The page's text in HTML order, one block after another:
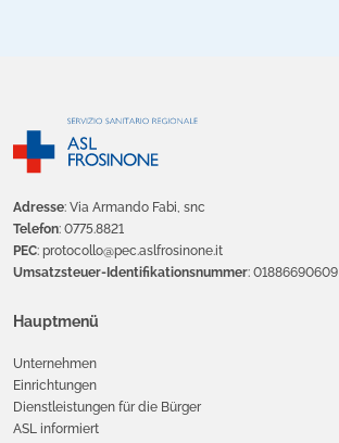
Adresse: Via Armando Fabi, snc
Telefon: 0775.8821
PEC: protocollo@pec.aslfrosinone.it
Umsatzsteuer-Identifikationsnummer: 01886690609
Hauptmenü
Unternehmen
Einrichtungen
Dienstleistungen für die Bürger
ASL informiert